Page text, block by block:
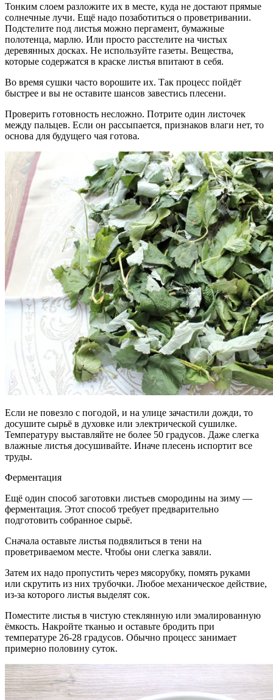
Тонким слоем разложите их в месте, куда не достают прямые
солнечные лучи. Ещё надо позаботиться о проветривании.
Подстелите под листья можно пергамент, бумажные
полотенца, марлю. Или просто расстелите на чистых
деревянных досках. Не используйте газеты. Вещества,
которые содержатся в краске листья впитают в себя.
Во время сушки часто ворошите их. Так процесс пойдёт
быстрее и вы не оставите шансов завестись плесени.
Проверить готовность несложно. Потрите один листочек
между пальцев. Если он рассыпается, признаков влаги нет, то
основа для будущего чая готова.
Если не повезло с погодой, и на улице зачастили дожди, то
досушите сырьё в духовке или электрической сушилке.
Температуру выставляйте не более 50 градусов. Даже слегка
влажные листья досушивайте. Иначе плесень испортит все
труды.
Ферментация
Ещё один способ заготовки листьев смородины на зиму —
ферментация. Этот способ требует предварительно
подготовить собранное сырьё.
Сначала оставьте листья подвялиться в тени на
проветриваемом месте. Чтобы они слегка завяли.
Затем их надо пропустить через мясорубку, помять руками
или скрутить из них трубочки. Любое механическое действие,
из-за которого листья выделят сок.
Поместите листья в чистую стеклянную или эмалированную
ёмкость. Накройте тканью и оставьте бродить при
температуре 26-28 градусов. Обычно процесс занимает
примерно половину суток.